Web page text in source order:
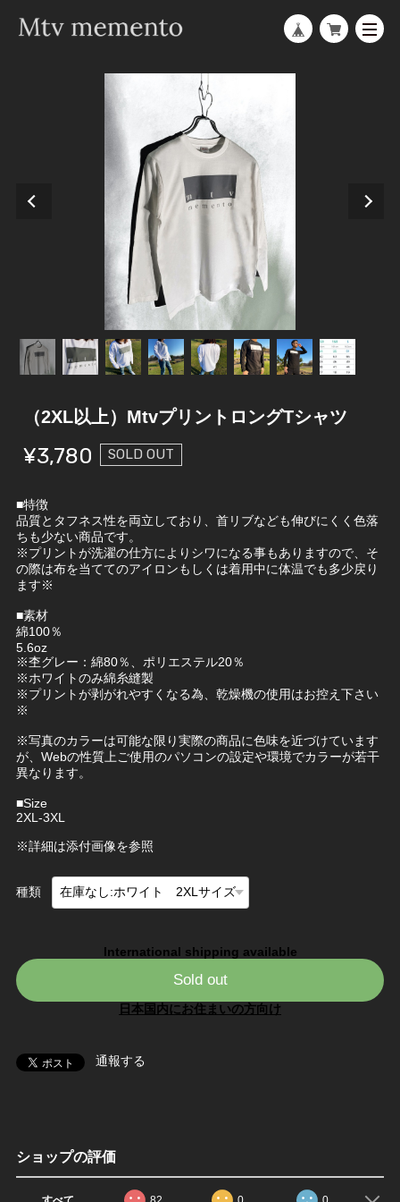
（2XL以上）MtvプリントロングTシャツ
¥3,780 SOLD OUT
■特徴
品質とタフネス性を両立しており、首リブなども伸びにくく色落
ちも少ない商品です。
※プリントが洗濯の仕方によりシワになる事もありますので、そ
の際は布を当ててのアイロンもしくは着用中に体温でも多少戻り
ます※
■素材
綿100％
5.6oz
※杢グレー：綿80％、ポリエステル20％
※ホワイトのみ綿糸縫製
※プリントが剥がれやすくなる為、乾燥機の使用はお控え下さい
※
※写真のカラーは可能な限り実際の商品に色味を近づけています
が、Webの性質上ご使用のパソコンの設定や環境でカラーが若干
異なります。
■Size
2XL-3XL
※詳細は添付画像を参照
種類
International shipping available
Sold out
日本国内にお住まいの方向け
通報する
ショップの評価